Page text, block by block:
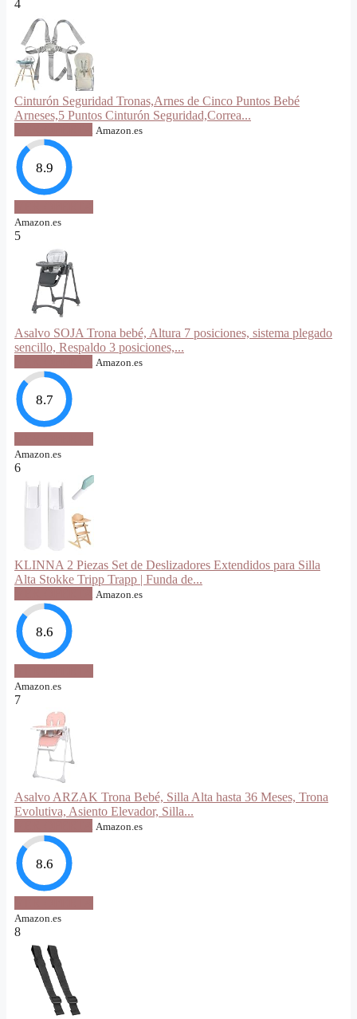
4
Cinturón Seguridad Tronas,Arnes de Cinco Puntos Bebé
Arneses,5 Puntos Cinturón Seguridad,Correa...
Amazon.es
8.9
Amazon.es
5
Asalvo SOJA Trona bebé, Altura 7 posiciones, sistema plegado
sencillo, Respaldo 3 posiciones,...
Amazon.es
8.7
Amazon.es
6
KLINNA 2 Piezas Set de Deslizadores Extendidos para Silla
Alta Stokke Tripp Trapp | Funda de...
Amazon.es
8.6
Amazon.es
7
Asalvo ARZAK Trona Bebé, Silla Alta hasta 36 Meses, Trona
Evolutiva, Asiento Elevador, Silla...
Amazon.es
8.6
Amazon.es
8